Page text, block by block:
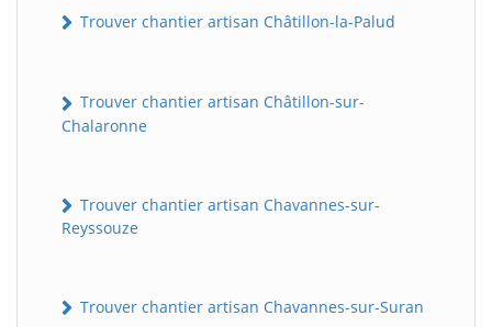
Trouver chantier artisan Châtillon-la-Palud
Trouver chantier artisan Châtillon-sur-
Chalaronne
Trouver chantier artisan Chavannes-sur-
Reyssouze
Trouver chantier artisan Chavannes-sur-Suran